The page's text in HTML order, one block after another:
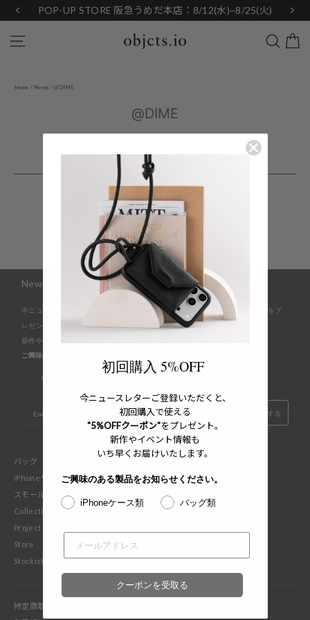
content
POP-UP STORE 阪急うめだ本店：8/12(水)~8/25(火)
Search
Home / News / @DIME
@DIME
Back to News
Newsletter
今ニュースレターにご登録いただくと、初回購入で使える"5%OFFクーポン"をプ
レゼント。
新作やイベント情報もいち早くお届けいたします。
ご興味のある製品をお知らせください。
iPhoneケース類
登録する
バッグ
iPhoneケース
スモールレザーグッズ
Collection
Project
Store
Stockist
特定商取引法に基づく表記
初回購入 5%OFF
今ニュースレターご登録いただくと、
初回購入で使える
"5%OFFクーポン"をプレゼント。
新作やイベント情報も
いち早くお届けいたします。
ご興味のある製品をお知らせください。
iPhoneケース類 バッグ類
クーポンを受取る